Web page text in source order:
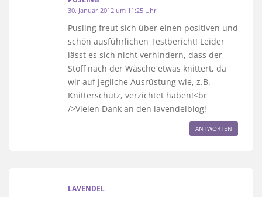
30. Januar 2012 um 11:25 Uhr
Pusling freut sich über einen positiven und
schön ausführlichen Testbericht! Leider
lässt es sich nicht verhindern, dass der
Stoff nach der Wäsche etwas knittert, da
wir auf jegliche Ausrüstung wie, z.B.
Knitterschutz, verzichtet haben!<br
/>Vielen Dank an den lavendelblog!
ANTWORTEN
LAVENDEL